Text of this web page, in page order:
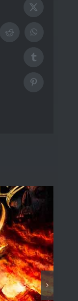
X
RedditWhatsApp
Tumblr
Pinterest